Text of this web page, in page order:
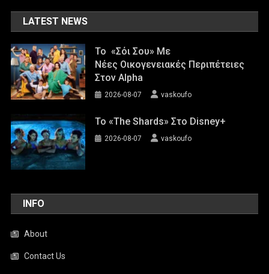
LATEST NEWS
Το «Σόι Σου» Με
Νέες Οικογενειακές Περιπέτειες
Στον Alpha
2026-08-07 vaskoufo
To «The Shards» Στο Disney+
2026-08-07 vaskoufo
INFO
About
Contact Us